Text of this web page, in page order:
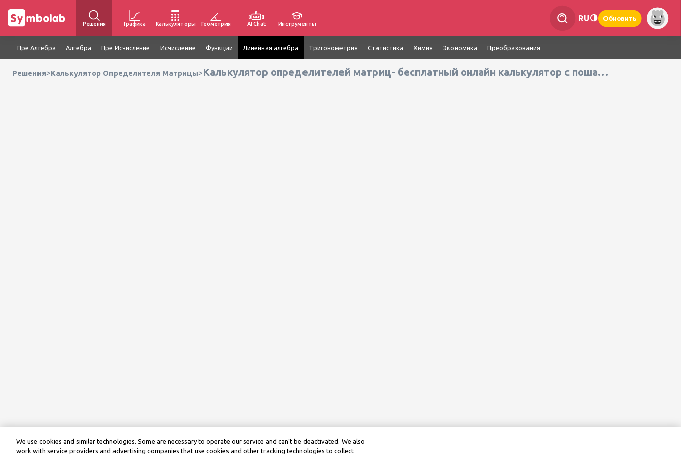
Решения Графика Калькуляторы Геометрия AI Chat Инструменты
RU Обновить
Пре Алгебра Алгебра Пре Исчисление Исчисление Функции Линейная алгебра Тригонометрия Статистика Химия Экономика Преобразования
Решения>Калькулятор Определителя Матрицы> Калькулятор определителей матриц- бесплатный онлайн калькулятор с пошаговым решением & примерами
We use cookies and similar technologies. Some are necessary to operate our service and can’t be deactivated. We also
work with service providers and advertising companies that use cookies and other tracking technologies to collect